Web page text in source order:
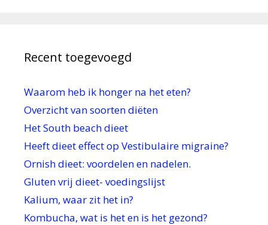
Recent toegevoegd
Waarom heb ik honger na het eten?
Overzicht van soorten diëten
Het South beach dieet
Heeft dieet effect op Vestibulaire migraine?
Ornish dieet: voordelen en nadelen.
Gluten vrij dieet- voedingslijst
Kalium, waar zit het in?
Kombucha, wat is het en is het gezond?